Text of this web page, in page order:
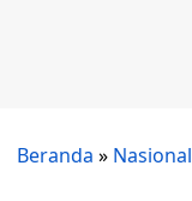
Beranda » Nasional